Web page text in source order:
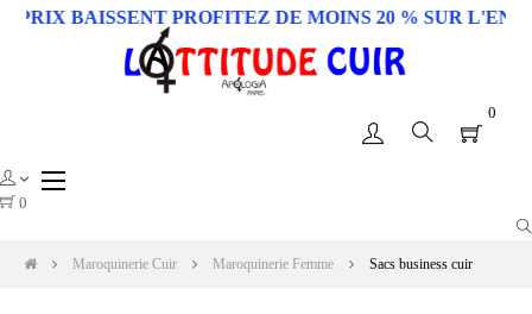
0
0
Basculer
☰
BAISSENT PROFITEZ DE MOINS 20 % SUR
Maroquinerie Cuir Maroquinerie Femme Sacs business cuir